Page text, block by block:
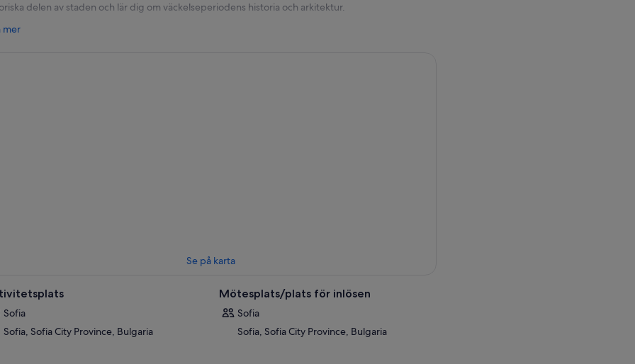
delen av staden och lär dig om väckelseperiodens historia och arkitektur.
8:00, bli plockad av din guide från ditt boende i Sofia. Njut av en 2-timmars bilresa på en
mer
Se på karta
Sofia
Sofia, Sofia City Province, Bulgaria
Mötesplats/plats för inlösen
Sofia
Sofia, Sofia City Province, Bulgaria